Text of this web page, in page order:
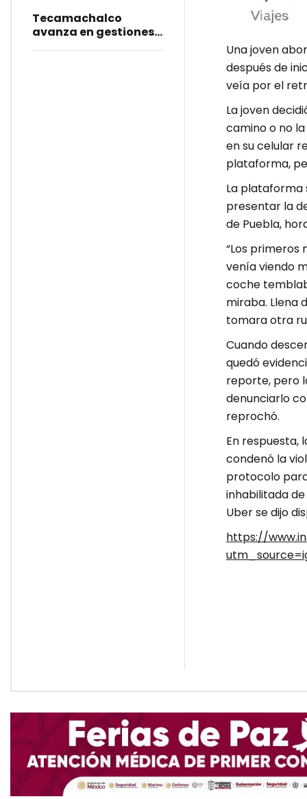
Tecamachalco
avanza en gestiones
Una joven
después de
veía por el
La joven
camino o no
en su celular
plataforma,
La plataforma
presentar la
de Puebla,
“Los primeros
venía viendo
coche
miraba. Llena
tomara otra
Cuando
quedó
reporte, pero
denunciarlo
reprochó.
En respuesta,
condenó la
protocolo
inhabilitada
Uber se dijo
https://